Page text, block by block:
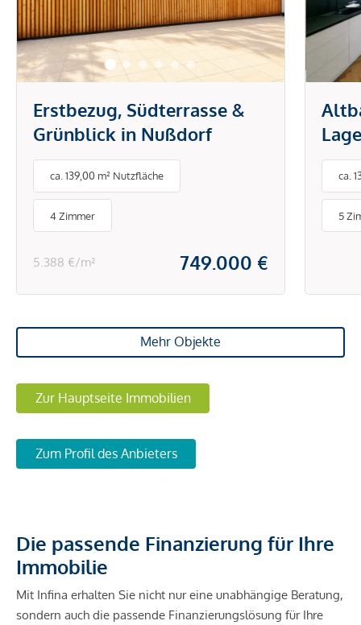
Erstbezug, Südterrasse &
Grünblick in Nußdorf
ca. 139,00 m² Nutzfläche
4 Zimmer
5.388 €/m² 749.000 €
ca.
5
Mehr Objekte
Zur Hauptseite Immobilien
Zum Profil des Anbieters
Die passende Finanzierung für Ihre
Immobilie
Mit Infina erhalten Sie nicht nur eine unabhängige Beratung,
sondern auch die passende Finanzierungslösung für Ihre